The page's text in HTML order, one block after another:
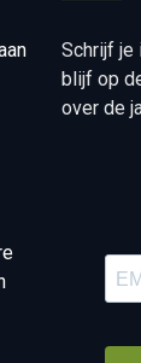
Schrijf je
blijf op
over de